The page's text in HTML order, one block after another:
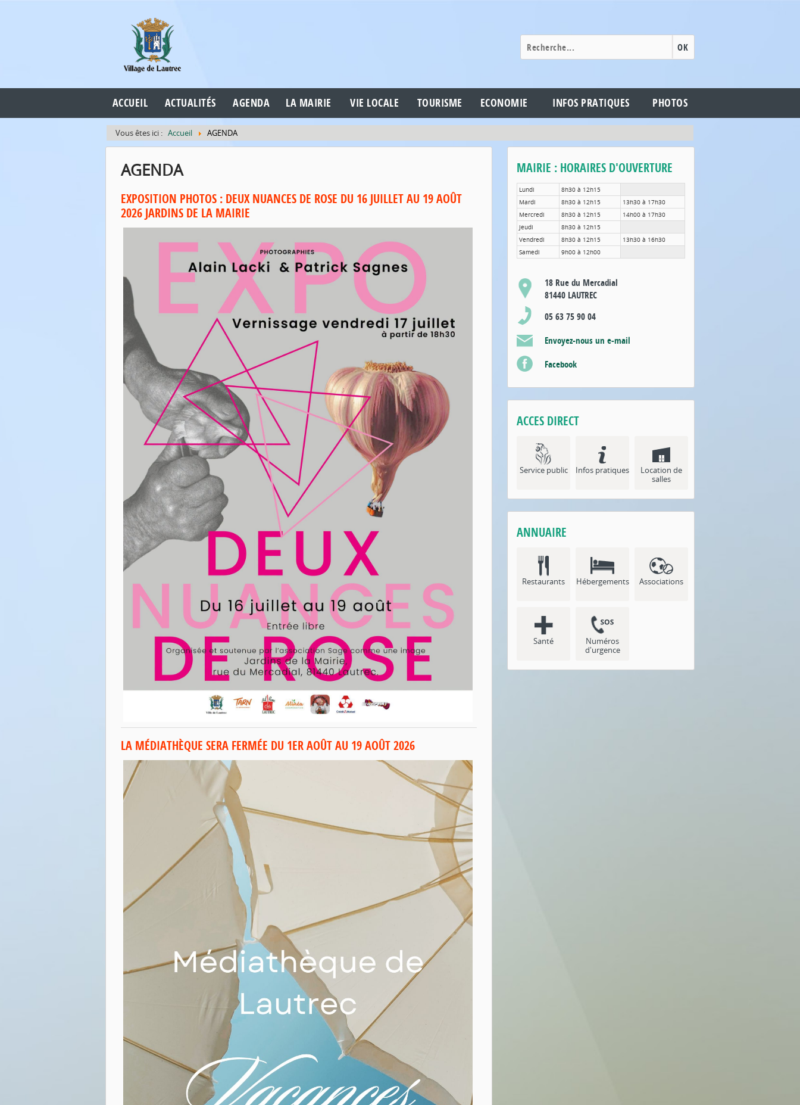
OK
ACCUEIL ACTUALITÉS AGENDA LA MAIRIE VIE LOCALE TOURISME ECONOMIE INFOS PRATIQUES PHOTOS
Vous êtes ici : Accueil AGENDA
AGENDA
EXPOSITION PHOTOS : DEUX NUANCES DE ROSE DU 16 JUILLET AU 19 AOÛT
2026 JARDINS DE LA MAIRIE
LA MÉDIATHÈQUE SERA FERMÉE DU 1ER AOÛT AU 19 AOÛT 2026
MAIRIE : HORAIRES D'OUVERTURE
Lundi
8h30 à 12h15
Mardi
8h30 à 12h15
13h30 à 17h30
Mercredi
8h30 à 12h15
14h00 à 17h30
Jeudi
8h30 à 12h15
Vendredi
8h30 à 12h15
13h30 à 16h30
Samedi
9h00 à 12h00
18 Rue du Mercadial
81440 LAUTREC
05 63 75 90 04
Envoyez-nous un e-mail
Facebook
ACCES DIRECT
Service public Infos pratiques
Location de
salles
ANNUAIRE
Restaurants Hébergements Associations
Santé
Numéros
d'urgence